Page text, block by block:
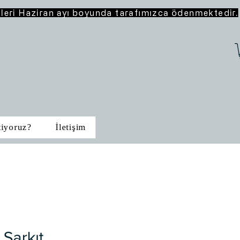
Haziran ayı boyunda tarafımızca ödenmektedir.
İletişim